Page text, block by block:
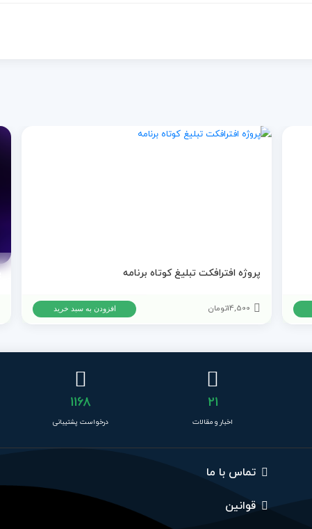
پروژه افترافکت تبلیغ کوتاه برنامه
14,500تومان افزودن به سبد خرید
21
اخبار و مقالات
1168
درخواست پشتیبانی
تماس با ما
قوانین